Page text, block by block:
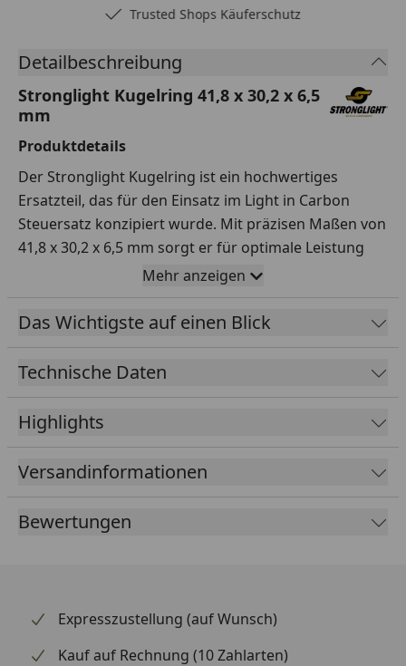
Trusted Shops Käuferschutz
Detailbeschreibung
Stronglight Kugelring 41,8 x 30,2 x 6,5
mm
Produktdetails
Der Stronglight Kugelring ist ein hochwertiges
Ersatzteil, das für den Einsatz im Light in Carbon
Steuersatz konzipiert wurde. Mit präzisen Maßen von
41,8 x 30,2 x 6,5 mm sorgt er für optimale Leistung
und Passgenauigkeit.
Zuverlässige Materialien
Gefertigt aus robustem Material, bietet der Kugelring
Einsatzumgebungen.
Mehr anzeigen
Das Wichtigste auf einen Blick
Technische Daten
Highlights
Versandinformationen
Bewertungen
Expresszustellung (auf Wunsch)
Kauf auf Rechnung (10 Zahlarten)